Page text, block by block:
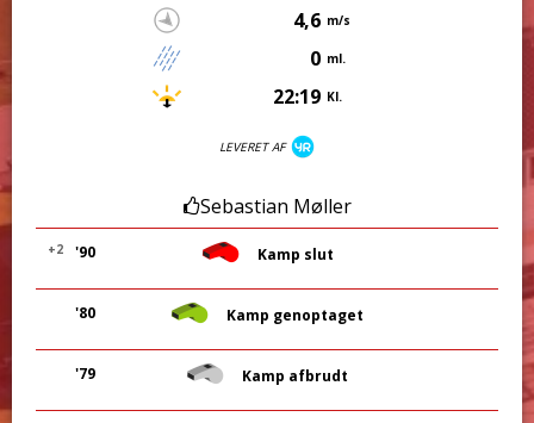
4,6 m/s
0 ml.
22:19 Kl.
LEVERET AF
Sebastian Møller
'90
+2 Kamp slut
'80 Kamp genoptaget
'79 Kamp afbrudt